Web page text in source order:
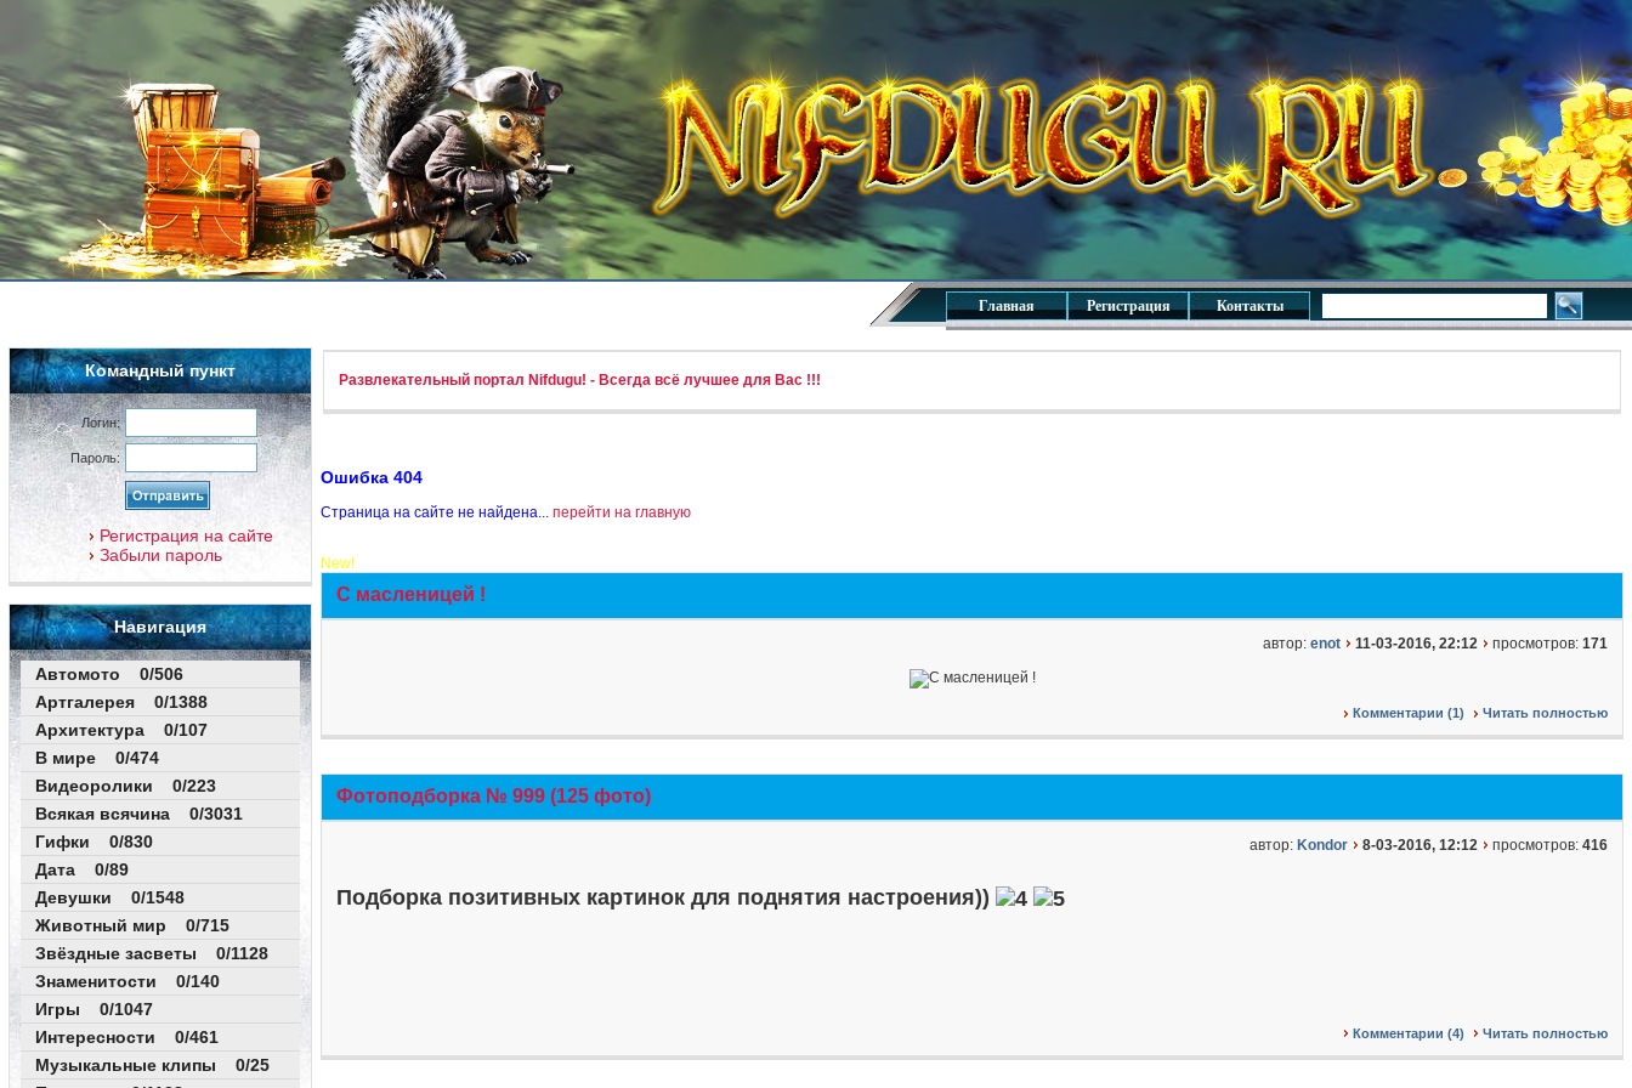
Главная Регистрация Контакты
Командный пункт
Логин:
Пароль:
Регистрация на сайте
Забыли пароль
Навигация
Автомото 0/506
Артгалерея 0/1388
Архитектура 0/107
В мире 0/474
Видеоролики 0/223
Всякая всячина 0/3031
Гифки 0/830
Дата 0/89
Девушки 0/1548
Животный мир 0/715
Звёздные засветы 0/1128
Знаменитости 0/140
Игры 0/1047
Интересности 0/461
Музыкальные клипы 0/25
Развлекательный портал Nifdugu! - Всегда всё лучшее для Вас !!!
Ошибка 404
Страница на сайте не найдена... перейти на главную
New!
С масленицей !
автор: enot 11-03-2016, 22:12 просмотров: 171
Комментарии (1) Читать полностью
Фотоподборка № 999 (125 фото)
автор: Kondor 8-03-2016, 12:12 просмотров: 416
Подборка позитивных картинок для поднятия настроения))
Комментарии (4) Читать полностью